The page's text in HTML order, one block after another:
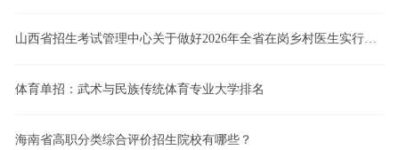
山西省招生考试管理中心关于做好2026年全省在岗乡村医生实行高职院校单独招生工作的通知
体育单招：武术与民族传统体育专业大学排名
海南省高职分类综合评价招生院校有哪些？